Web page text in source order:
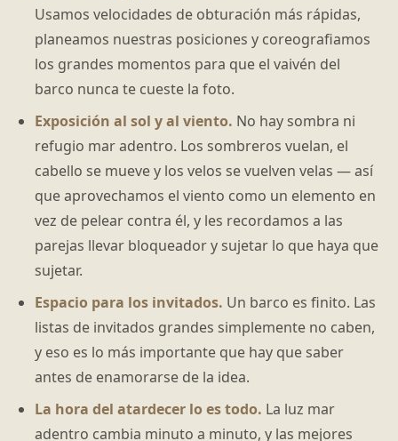
Usamos velocidades de obturación más rápidas,
planeamos nuestras posiciones y coreografiamos
los grandes momentos para que el vaivén del
barco nunca te cueste la foto.
Exposición al sol y al viento. No hay sombra ni
refugio mar adentro. Los sombreros vuelan, el
cabello se mueve y los velos se vuelven velas — así
que aprovechamos el viento como un elemento en
vez de pelear contra él, y les recordamos a las
parejas llevar bloqueador y sujetar lo que haya que
sujetar.
Espacio para los invitados. Un barco es finito. Las
listas de invitados grandes simplemente no caben,
y eso es lo más importante que hay que saber
antes de enamorarse de la idea.
La hora del atardecer lo es todo. La luz mar
adentro cambia minuto a minuto, y las mejores